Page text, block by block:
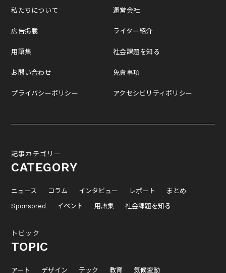
私たちについて
広告掲載
用語集
お問い合わせ
プライバシーポリシー
運営会社
ライター紹介
社会課題を知る
免責事項
アクセシビリティポリシー
記事カテゴリー
CATEGORY
ニュース コラム インタビュー レポート
まとめ
Sponsored
イベント 用語集 社会課題を知る
トピック
TOPIC
アート デザイン テック 教育 気候変動